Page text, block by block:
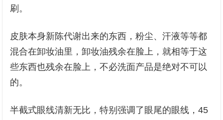
刷。
皮肤本身新陈代谢出来的东西，粉尘、汗液等等都
混合在卸妆油里，卸妆油残余在脸上，就相等于这
些东西也残余在脸上，不必洗面产品是绝对不可以
的。
半截式眼线清新无比，特别强调了眼尾的眼线，45